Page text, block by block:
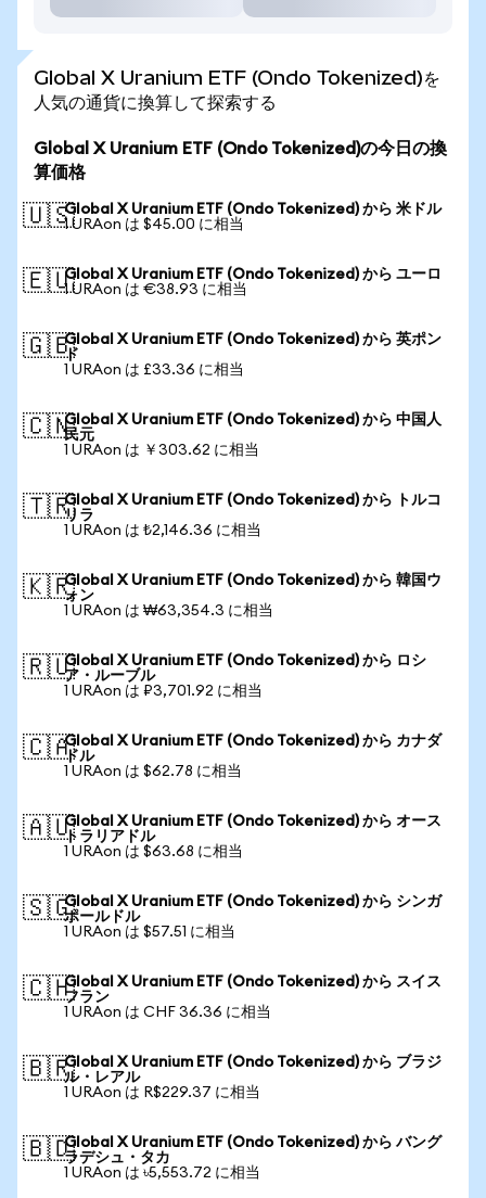
Global X Uranium ETF (Ondo Tokenized)を
人気の通貨に換算して探索する
Global X Uranium ETF (Ondo Tokenized)の今日の換
算価格
🇺🇸Global X Uranium ETF (Ondo Tokenized) から 米ドル
1 URAon は $45.00 に相当
🇪🇺Global X Uranium ETF (Ondo Tokenized) から ユーロ
1 URAon は €38.93 に相当
🇬🇧Global X Uranium ETF (Ondo Tokenized) から 英ポン
ド
1 URAon は £33.36 に相当
🇨🇳Global X Uranium ETF (Ondo Tokenized) から 中国人
民元
1 URAon は ￥303.62 に相当
🇹🇷Global X Uranium ETF (Ondo Tokenized) から トルコ
リラ
1 URAon は ₺2,146.36 に相当
🇰🇷Global X Uranium ETF (Ondo Tokenized) から 韓国ウ
ォン
1 URAon は ₩63,354.3 に相当
🇷🇺Global X Uranium ETF (Ondo Tokenized) から ロシ
ア・ルーブル
1 URAon は ₽3,701.92 に相当
🇨🇦Global X Uranium ETF (Ondo Tokenized) から カナダ
ドル
1 URAon は $62.78 に相当
🇦🇺Global X Uranium ETF (Ondo Tokenized) から オース
トラリアドル
1 URAon は $63.68 に相当
🇸🇬Global X Uranium ETF (Ondo Tokenized) から シンガ
ポールドル
1 URAon は $57.51 に相当
🇨🇭Global X Uranium ETF (Ondo Tokenized) から スイス
フラン
1 URAon は CHF 36.36 に相当
🇧🇷Global X Uranium ETF (Ondo Tokenized) から ブラジ
ル・レアル
1 URAon は R$229.37 に相当
🇧🇩Global X Uranium ETF (Ondo Tokenized) から バング
ラデシュ・タカ
1 URAon は ৳5,553.72 に相当